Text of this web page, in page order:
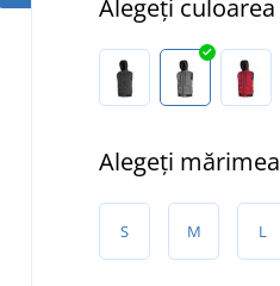
Alegeți culoarea
Alegeți mărimea
S M L